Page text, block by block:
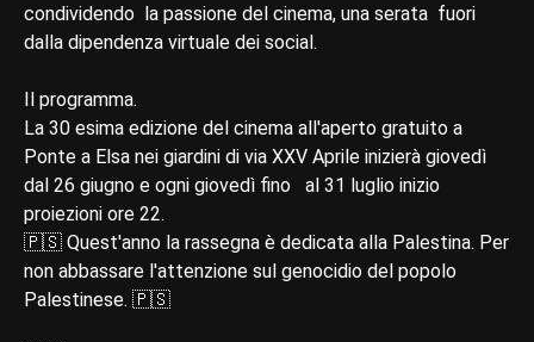
condividendo la passione del cinema, una serata fuori
dalla dipendenza virtuale dei social.
Il programma.
La 30 esima edizione del cinema all'aperto gratuito a
Ponte a Elsa nei giardini di via XXV Aprile inizierà giovedì
dal 26 giugno e ogni giovedì fino al 31 luglio inizio
proiezioni ore 22.
🇵🇸 Quest'anno la rassegna è dedicata alla Palestina. Per
non abbassare l'attenzione sul genocidio del popolo
Palestinese. 🇵🇸